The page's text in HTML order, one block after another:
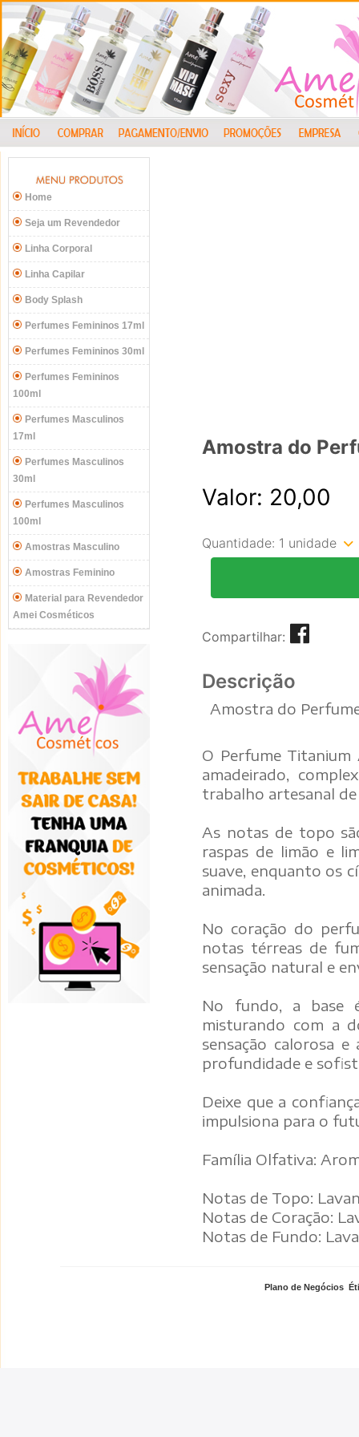
Home
Seja um Revendedor
Linha Corporal
Linha Capilar
Body Splash
Perfumes Femininos 17ml
Perfumes Femininos 30ml
Perfumes Femininos
100ml
Perfumes Masculinos
17ml
Perfumes Masculinos
30ml
Perfumes Masculinos
100ml
Amostras Masculino
Amostras Feminino
Material para Revendedor
Amei Cosméticos
Amostra do
Valor: 20,00
Quantidade: 1 unidade
Compartilhar:
Descrição
Amostra do
O Perfume Titanium
amadeirado,
trabalho artesanal
As notas de topo
raspas de limão e
suave, enquanto os
animada.
No coração do
notas térreas de
sensação natural e
No fundo, a base
misturando com a
sensação calorosa
profundidade e
Deixe que a
impulsiona para o
Família Olfativa:
Notas de Topo:
Notas de Coração:
Notas de Fundo:
Plano de Negócios ,